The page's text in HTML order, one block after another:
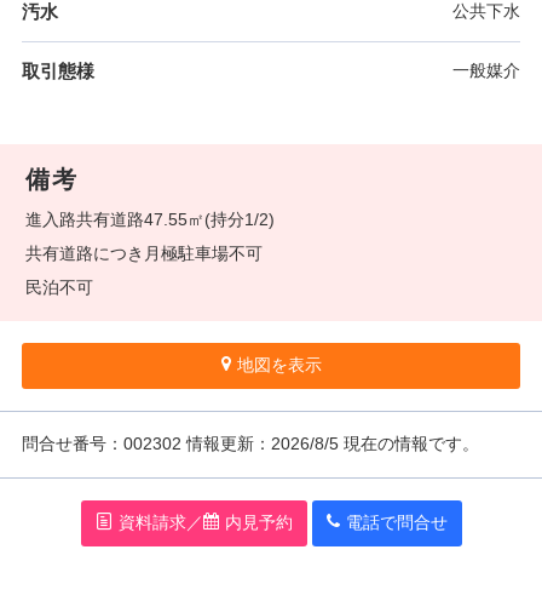
汚水 公共下水
取引態様 一般媒介
備考
進入路共有道路47.55㎡(持分1/2)
共有道路につき月極駐車場不可
民泊不可
地図を表示
問合せ番号：002302 情報更新：2026/8/5 現在の情報です。
資料請求／ 内見予約 電話で問合せ